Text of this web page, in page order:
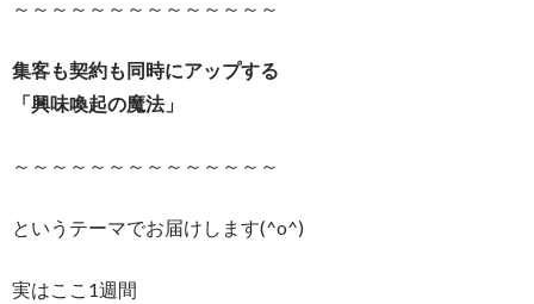
～～～～～～～～～～～～～～
集客も契約も同時にアップする
「興味喚起の魔法」
～～～～～～～～～～～～～～
というテーマでお届けします(^o^)
実はここ1週間